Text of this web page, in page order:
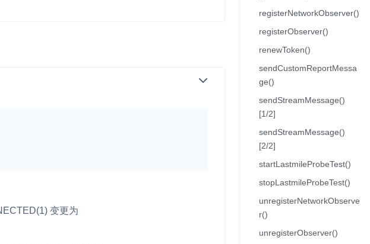
变更为
registerNetworkObserver()
registerObserver()
renewToken()
sendCustomReportMessa
ge()
sendStreamMessage()
[1/2]
sendStreamMessage()
[2/2]
startLastmileProbeTest()
stopLastmileProbeTest()
unregisterNetworkObserve
r()
unregisterObserver()